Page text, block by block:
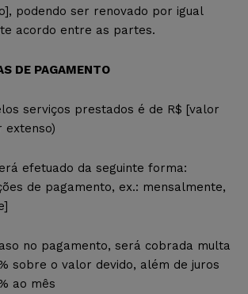
podendo ser renovado por igual
acordo entre as partes.
DE PAGAMENTO
serviços prestados é de R$ [valor
efetuado da seguinte forma:
de pagamento, ex.: mensalmente,
no pagamento, será cobrada multa
sobre o valor devido, além de juros
ao mês